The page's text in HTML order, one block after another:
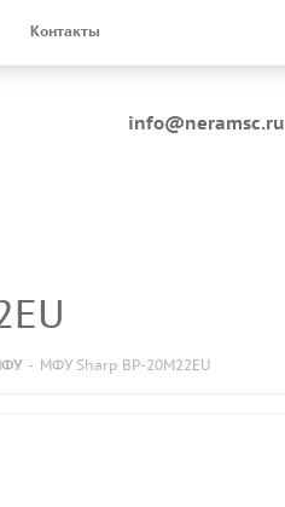
Контакты
info@neramsc.ru
- МФУ Sharp BP-20М22EU